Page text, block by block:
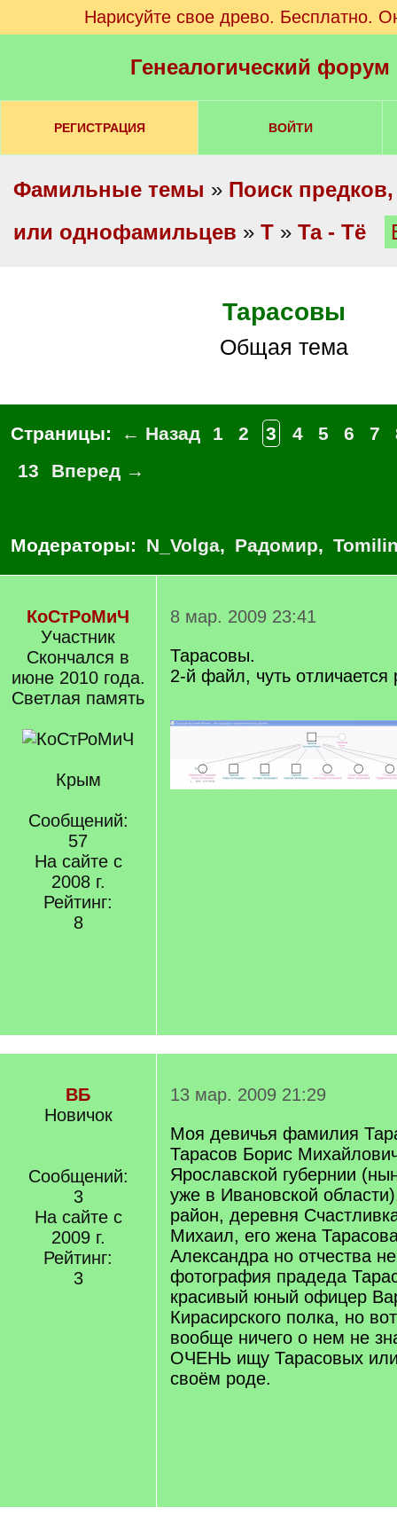
Нарисуйте свое древо. Бесплатно.
Генеалогический
РЕГИСТРАЦИЯ ВОЙТИ
Фамильные темы » Поиск
или однофамильцев » Т » Та - Тё
Тарасовы
Общая тема
Страницы: ← Назад 1 2 3 4 5 6 7
13
Вперед →
Модераторы: N_Volga, Радомир,
КоСтРоМиЧ
Участник
Скончался в
июне 2010 года.
Светлая память
Крым
Сообщений:
57
На сайте с
2008 г.
Рейтинг:
8
8 мар. 2009 23:41
Тарасовы.
2-й файл, чуть отличается
ВБ
Новичок
Сообщений:
3
На сайте с
2009 г.
Рейтинг:
3
13 мар. 2009 21:29
Моя девичья фамилия
Тарасов Борис
Ярославской губернии
уже в Ивановской
район, деревня
Михаил, его жена
Александра но отчества
фотография прадеда
красивый юный офицер
Кирасирского полка, но
вообще ничего о нем не
ОЧЕНЬ ищу Тарасовых
своём роде.